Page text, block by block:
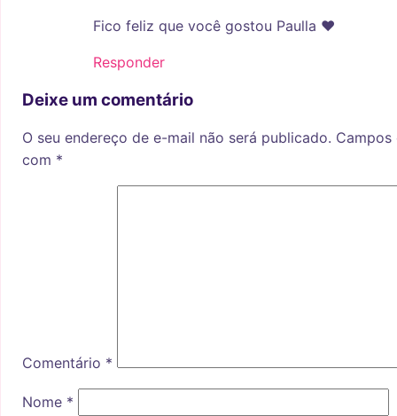
Fico feliz que você gostou Paulla ♥
Responder
Deixe um comentário
O seu endereço de e-mail não será publicado.
com *
Comentário *
Nome *